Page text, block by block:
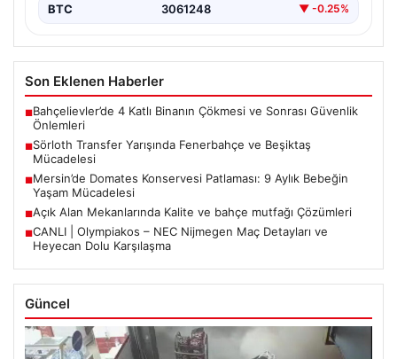
BTC 3061248 ▼ -0.25%
Son Eklenen Haberler
■Bahçelievler’de 4 Katlı Binanın Çökmesi ve Sonrası Güvenlik
Önlemleri
■Sörloth Transfer Yarışında Fenerbahçe ve Beşiktaş
Mücadelesi
■Mersin’de Domates Konservesi Patlaması: 9 Aylık Bebeğin
Yaşam Mücadelesi
■Açık Alan Mekanlarında Kalite ve bahçe mutfağı Çözümleri
■CANLI | Olympiakos – NEC Nijmegen Maç Detayları ve
Heyecan Dolu Karşılaşma
Güncel